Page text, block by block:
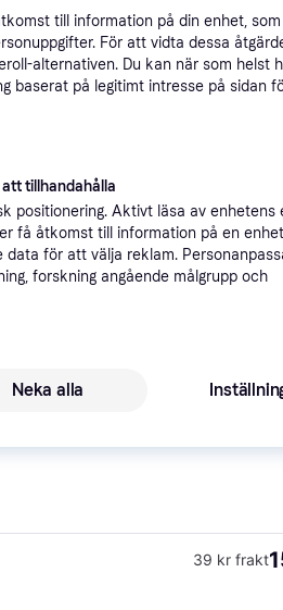
39 kr frakt
till information på din enhet,
För att vidta dessa
alternativen. Du kan när som helst
baserat på legitimt intresse på sidan
tillhandahålla
positionering. Aktivt läsa av enhetens
få åtkomst till information på en
data för att välja reklam.
forskning angående målgrupp och
Neka alla